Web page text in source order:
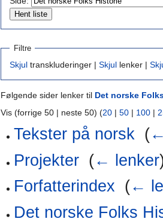
navigering
søk
Filtre
Skjul transkluderinger | Skjul lenker |
Følgende sider lenker til Det norske
Vis (forrige 50 | neste 50) (20 | 50 | 100 |
Tekster på norsk (
Projekter (← lenker
Forfatterindex (←
Det norske Folks